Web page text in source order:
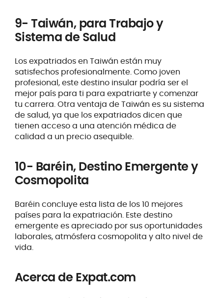
9- Taiwán, para Trabajo y
Sistema de Salud
Los expatriados en Taiwán están muy
satisfechos profesionalmente. Como joven
profesional, este destino insular podría ser el
mejor país para ti para expatriarte y comenzar
tu carrera. Otra ventaja de Taiwán es su sistema
de salud, ya que los expatriados dicen que
tienen acceso a una atención médica de
calidad a un precio asequible.
10- Baréin, Destino Emergente y
Cosmopolita
Baréin concluye esta lista de los 10 mejores
países para la expatriación. Este destino
emergente es apreciado por sus oportunidades
laborales, atmósfera cosmopolita y alto nivel de
vida.
Acerca de Expat.com